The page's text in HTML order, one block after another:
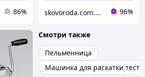
86% skovoroda.com.ua – все для кухни и дома 96%
Смотри также
Пельменница
Машинка для раскатки теста